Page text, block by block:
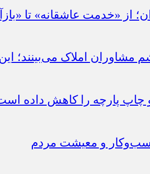
از «خدمت عاشقانه» تا
مشاوران املاک می‌بینند؛
پارچه را کاهش داده
کسب‌وکار و معیشت مردم